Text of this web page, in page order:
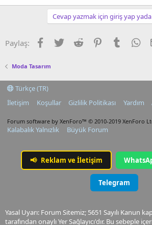
Cevap yazmak için giriş yap yada
Paylaş: Facebook
TwitterReddit PinterestTumblr
Moda Tasarım
Türkçe (TR)
İletişim
Koşullar Gizlilik Politikası Yardım
Forum software by XenForo™ © 2010-2019 XenForo
Kalabalık Yalnızlık Büyük Forum
📢 Reklam ve İletişim
Telegram
Yasal Uyarı: Forum Sitemiz; 5651 Sayılı Kanun
tarafından onaylı Yer Sağlayıcı'dır. Bu sebeple